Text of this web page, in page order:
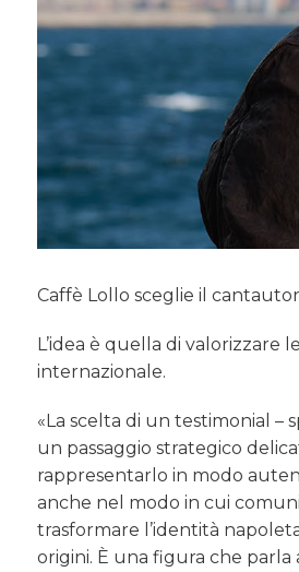
Caffè Lollo sceglie il
L’idea è quella di valorizzare
internazionale.
«La scelta di un testimonial –
un passaggio strategico
rappresentarlo in modo
anche nel modo in cui
trasformare l’identità
origini. È una figura che